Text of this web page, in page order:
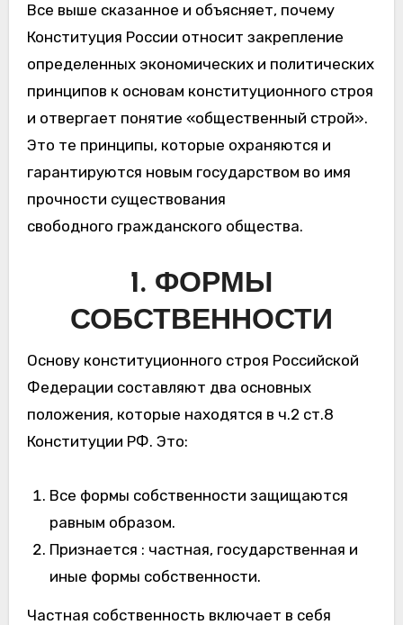
Все выше сказанное и объясняет, почему
Конституция России относит закрепление
определенных экономических и политических
принципов к основам конституционного строя
и отвергает понятие «общественный строй».
Это те принципы, которые охраняются и
гарантируются новым государством во имя
прочности существования
свободного гражданского общества.
1. ФОРМЫ
СОБСТВЕННОСТИ
Основу конституционного строя Российской
Федерации составляют два основных
положения, которые находятся в ч.2 ст.8
Конституции РФ. Это:
Все формы собственности защищаются
равным образом.
Признается : частная, государственная и
иные формы собственности.
Частная собственность включает в себя